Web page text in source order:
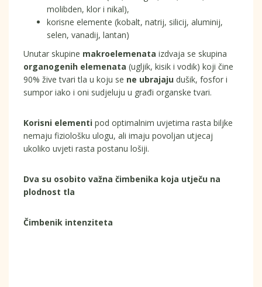
molibden, klor i nikal),
korisne elemente (kobalt, natrij, silicij, aluminij,
selen, vanadij, lantan)
Unutar skupine makroelemenata izdvaja se skupina
organogenih elemenata (ugljik, kisik i vodik) koji čine
90% žive tvari tla u koju se ne ubrajaju dušik, fosfor i
sumpor iako i oni sudjeluju u građi organske tvari.
Korisni elementi pod optimalnim uvjetima rasta biljke
nemaju fiziološku ulogu, ali imaju povoljan utjecaj
ukoliko uvjeti rasta postanu lošiji.
Dva su osobito važna čimbenika koja utječu na
plodnost tla
Čimbenik intenziteta